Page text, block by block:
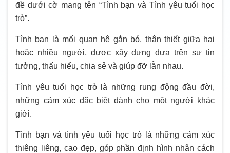
đề dưới cờ mang tên “Tình bạn và Tình yêu tuổi học
trò”.
Tình bạn là mối quan hệ gắn bó, thân thiết giữa hai
hoặc nhiều người, được xây dựng dựa trên sự tin
tưởng, thấu hiểu, chia sẻ và giúp đỡ lẫn nhau.
Tình yêu tuổi học trò là những rung động đầu đời,
những cảm xúc đặc biệt dành cho một người khác
giới.
Tình bạn và tình yêu tuổi học trò là những cảm xúc
thiêng liêng, cao đẹp, góp phần định hình nhân cách